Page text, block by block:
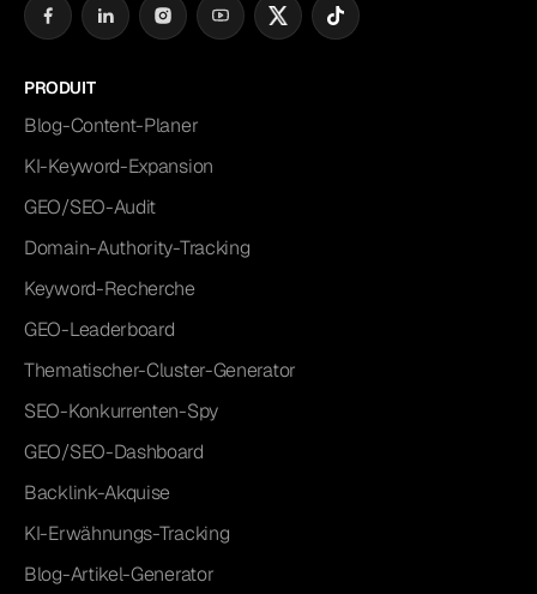
PRODUIT
Blog-Content-Planer
KI-Keyword-Expansion
GEO/SEO-Audit
Domain-Authority-Tracking
Keyword-Recherche
GEO-Leaderboard
Thematischer-Cluster-Generator
SEO-Konkurrenten-Spy
GEO/SEO-Dashboard
Backlink-Akquise
KI-Erwähnungs-Tracking
Blog-Artikel-Generator